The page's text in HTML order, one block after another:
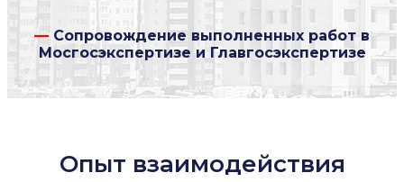
— Сопровождение выполненных работ в
Мосгосэкспертизе и Главгосэкспертизе
Опыт взаимодействия